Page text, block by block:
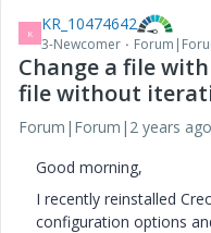
K KR_10474642
3-Newcomer
Change a file
file without
Forum|Forum|2 years ago
Good morning,
I recently reinstalled
configuration options